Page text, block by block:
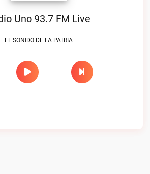
Uno 93.7 FM Live
EL SONIDO DE LA PATRIA